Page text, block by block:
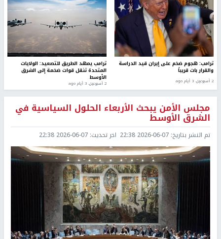
ترامب: هجوم ضخم على إيران قيد الدراسة
والقرار بات قريباً
2 أسبوعين، 3 أيام ago
ترامب يمهد الطريق للتصعيد: الولايات
المتحدة تنقل قوات ضخمة إلى الشرق
الأوسط
2 أسبوعين، 3 أيام ago
مجلس الأمن يبحث الأربعاء الحلول السياسية في
الشرق الأوسط
تم النشر بتاريخ: 2026-06-07 22:38 اخر تحديث: 2026-06-07 22:38